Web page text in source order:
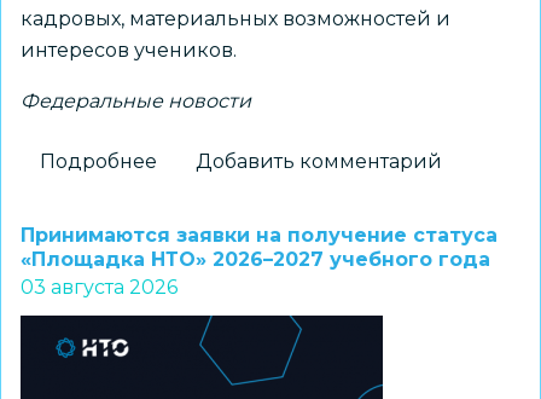
кадровых, материальных возможностей и
интересов учеников.
Федеральные новости
Подробнее
доступны
шаблоны
курсов
внеурочной
деятельности
Добавить комментарий
Принимаются заявки на получение статуса
«Площадка НТО» 2026–2027 учебного года
03 августа 2026